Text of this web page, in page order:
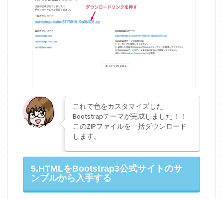
これで色をカスタマイズした
Bootstrapテーマが完成しました！！
このZIPファイルを一括ダウンロード
します。
5.HTMLをBootstrap3公式サイトのサ
ンプルから入手する